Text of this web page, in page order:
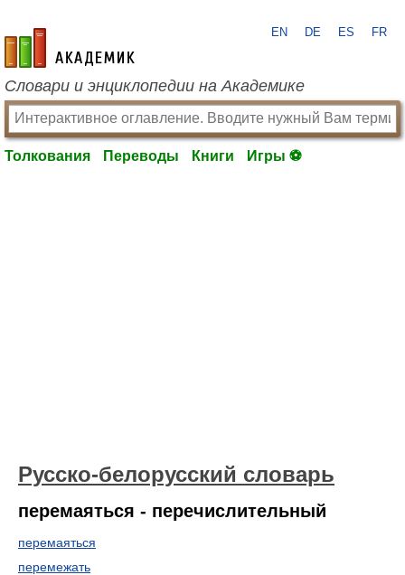
academic.ru
EN DE ES FR
Словари и энциклопедии на Академике
Толкования Переводы Книги Игры ⚽
Русско-белорусский словарь
перемаяться - перечислительный
перемаяться
перемежать